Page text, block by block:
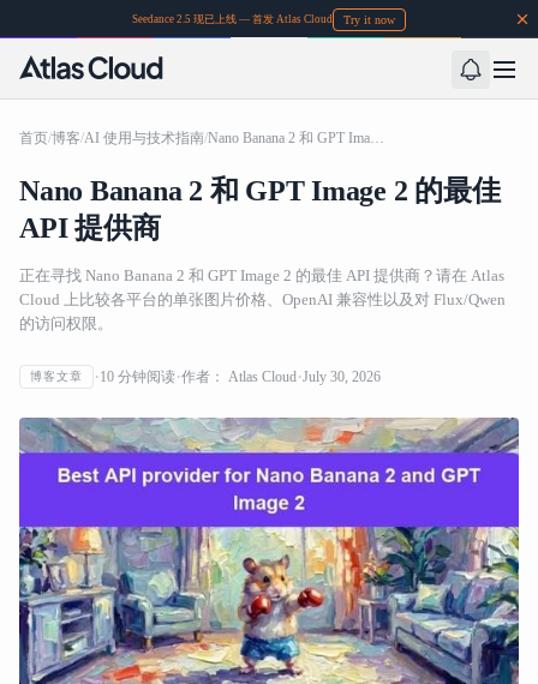
Seedance 2.5 现已上线 — 首发 Atlas Cloud Try it now
首页/博客/AI 使用与技术指南/ Nano Banana 2 和 GPT Image 2 的最佳 API 提供商
Nano Banana 2 和 GPT Image 2 的最佳
API 提供商
正在寻找 Nano Banana 2 和 GPT Image 2 的最佳 API 提供商？请在 Atlas
Cloud 上比较各平台的单张图片价格、OpenAI 兼容性以及对 Flux/Qwen
的访问权限。
博客文章 10 分钟阅读 作者： Atlas Cloud July 30, 2026